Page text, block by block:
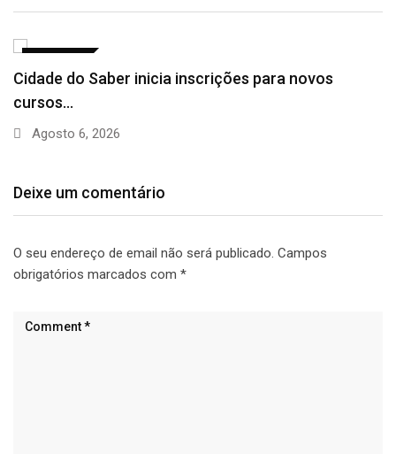
Camaçari empossa 300 Embaixadores da
Alfabetização e fortalece…
Agosto 5, 2026
Deixe um comentário
O seu endereço de email não será publicado. Campos
obrigatórios marcados com *